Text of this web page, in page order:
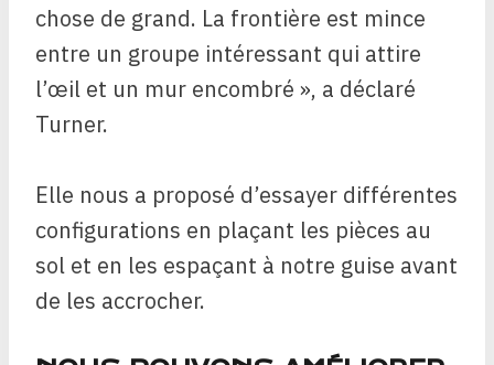
chose de grand. La frontière est mince
entre un groupe intéressant qui attire
l’œil et un mur encombré », a déclaré
Turner.
Elle nous a proposé d’essayer différentes
configurations en plaçant les pièces au
sol et en les espaçant à notre guise avant
de les accrocher.